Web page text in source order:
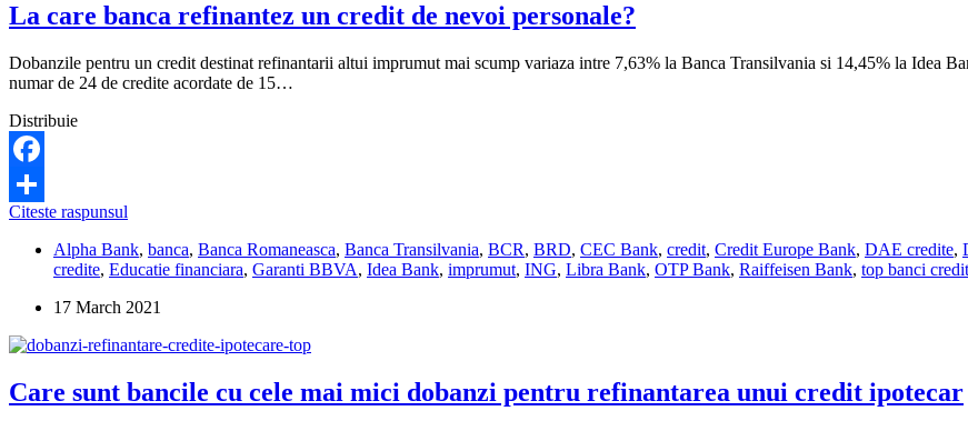
dobanda
mare?
La care banca refinantez un credit de nevoi personale?
Dobanzile pentru un credit destinat refinantarii altui imprumut mai scump variaza intre 7,63% la Banca Transilvania si 14,45% la Idea
numar de 24 de credite acordate de 15…
Distribuie
Facebook
Share
Citeste raspunsul
banca
refinantez
credit
nevoi
Alpha Bank, banca, Banca Romaneasca, Banca Transilvania, BCR, BRD, CEC Bank, credit, Credit Europe Bank, DAE credite,
credite, Educatie financiara, Garanti BBVA, Idea Bank, imprumut, ING, Libra Bank, OTP Bank, Raiffeisen Bank, top banci
17 March 2021
Care sunt bancile cu cele mai mici dobanzi pentru refinantarea unui credit ipotecar